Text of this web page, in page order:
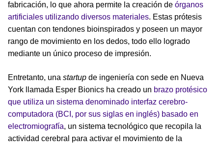
fabricación, lo que ahora permite la creación de órganos
artificiales utilizando diversos materiales. Estas prótesis
cuentan con tendones bioinspirados y poseen un mayor
rango de movimiento en los dedos, todo ello logrado
mediante un único proceso de impresión.
Entretanto, una startup de ingeniería con sede en Nueva
York llamada Esper Bionics ha creado un brazo protésico
que utiliza un sistema denominado interfaz cerebro-
computadora (BCI, por sus siglas en inglés) basado en
electromiografía, un sistema tecnológico que recopila la
actividad cerebral para activar el movimiento de la